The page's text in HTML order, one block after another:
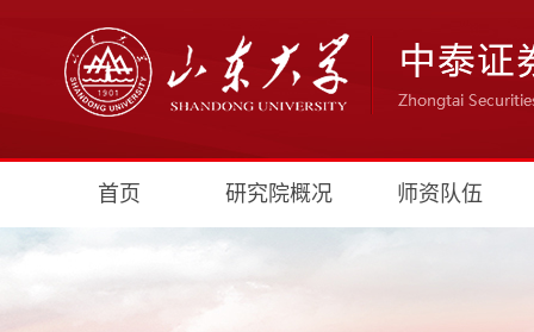
首页 研究院概况 师资队伍